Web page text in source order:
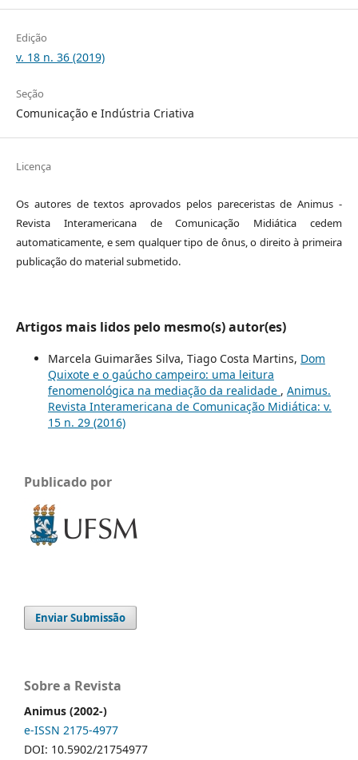
Edição
v. 18 n. 36 (2019)
Seção
Comunicação e Indústria Criativa
Licença
Os autores de textos aprovados pelos pareceristas de Animus -
Revista Interamericana de Comunicação Midiática cedem
automaticamente, e sem qualquer tipo de ônus, o direito à primeira
publicação do material submetido.
Artigos mais lidos pelo mesmo(s) autor(es)
Marcela Guimarães Silva, Tiago Costa Martins, Dom
Quixote e o gaúcho campeiro: uma leitura
fenomenológica na mediação da realidade , Animus.
Revista Interamericana de Comunicação Midiática: v.
15 n. 29 (2016)
Publicado por
Enviar Submissão
Sobre a Revista
Animus (2002-)
e-ISSN 2175-4977
DOI: 10.5902/21754977